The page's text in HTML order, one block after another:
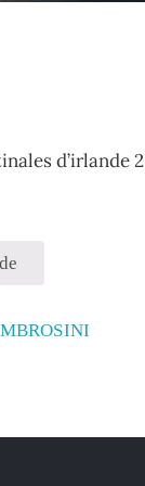
d’irlande 2